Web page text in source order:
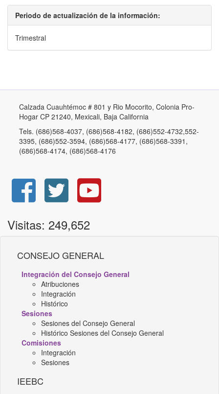
Periodo de actualización de la información:
Trimestral
Calzada Cuauhtémoc # 801 y Rio Mocorito, Colonia Pro-
Hogar CP 21240, Mexicali, Baja California
Tels. (686)568-4037, (686)568-4182, (686)552-4732,552-
3395, (686)552-3594, (686)568-4177, (686)568-3391,
(686)568-4174, (686)568-4176
Visitas: 249,652
CONSEJO GENERAL
Integración del Consejo General
Atribuciones
Integración
Histórico
Sesiones
Sesiones del Consejo General
Histórico Sesiones del Consejo General
Comisiones
Integración
Sesiones
IEEBC